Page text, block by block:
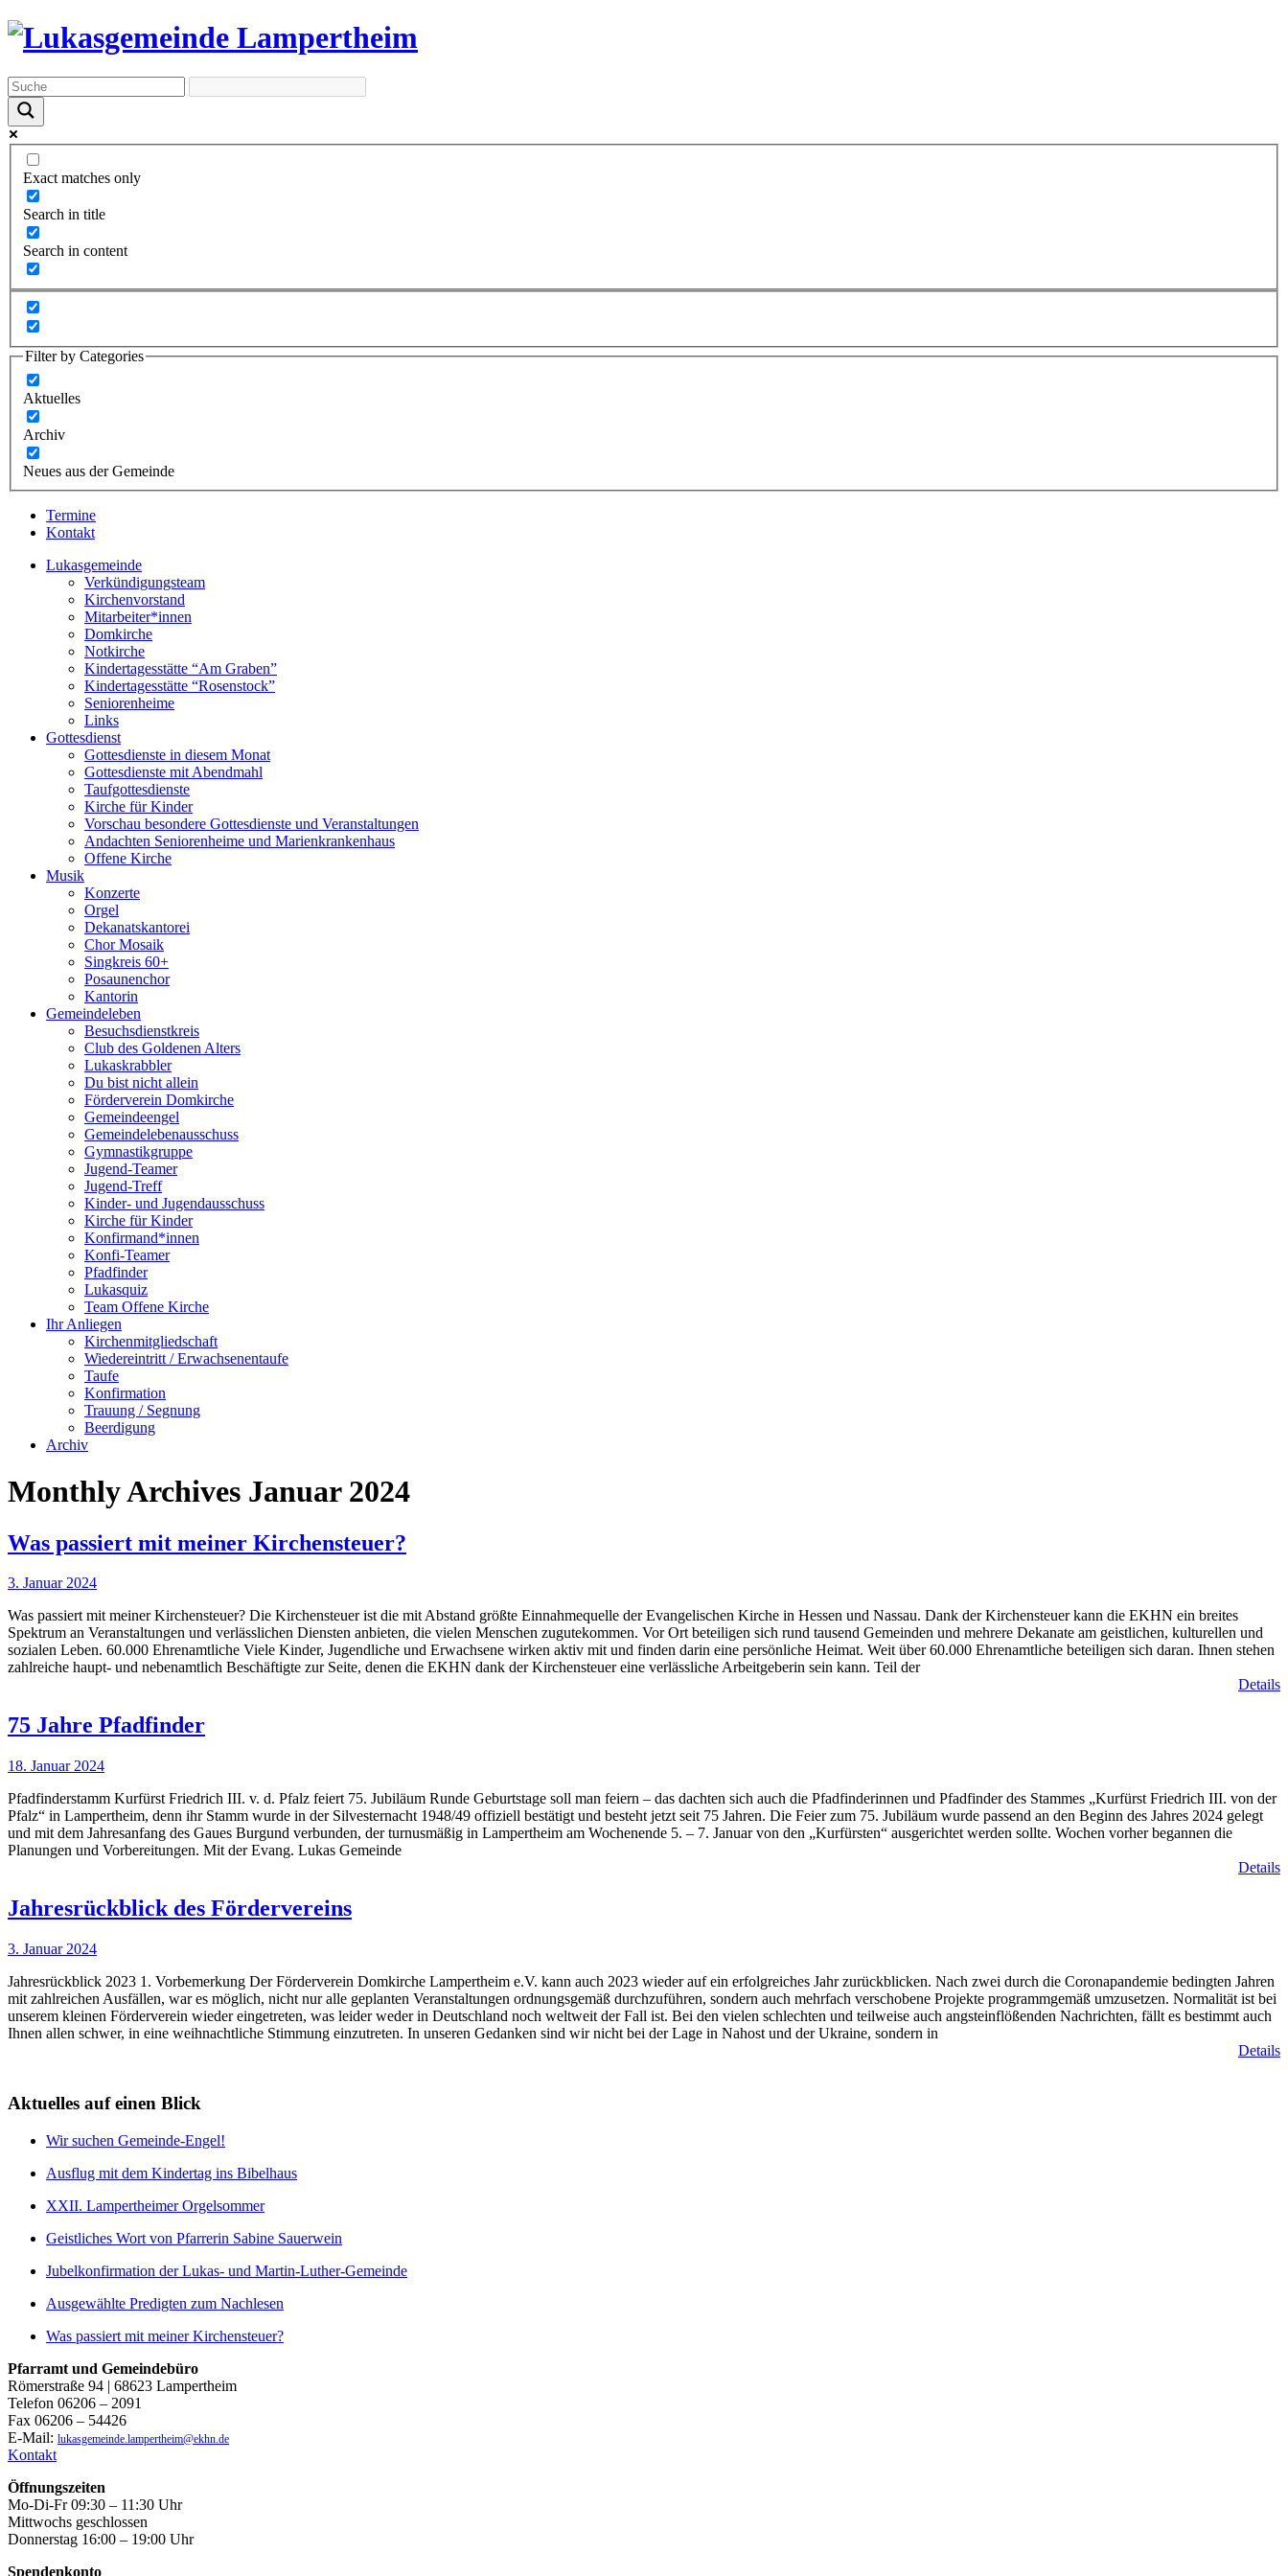
Exact matches only
Search in title
Search in content
Filter by Categories
Aktuelles
Archiv
Neues aus der Gemeinde
Termine
Kontakt
Lukasgemeinde
Verkündigungsteam
Kirchenvorstand
Mitarbeiter*innen
Domkirche
Notkirche
Kindertagesstätte “Am Graben”
Kindertagesstätte “Rosenstock”
Seniorenheime
Links
Gottesdienst
Gottesdienste in diesem Monat
Gottesdienste mit Abendmahl
Taufgottesdienste
Kirche für Kinder
Vorschau besondere Gottesdienste und Veranstaltungen
Andachten Seniorenheime und Marienkrankenhaus
Offene Kirche
Musik
Konzerte
Orgel
Dekanatskantorei
Chor Mosaik
Singkreis 60+
Posaunenchor
Kantorin
Gemeindeleben
Besuchsdienstkreis
Club des Goldenen Alters
Lukaskrabbler
Du bist nicht allein
Förderverein Domkirche
Gemeindeengel
Gemeindelebenausschuss
Gymnastikgruppe
Jugend-Teamer
Jugend-Treff
Kinder- und Jugendausschuss
Kirche für Kinder
Konfirmand*innen
Konfi-Teamer
Pfadfinder
Lukasquiz
Team Offene Kirche
Ihr Anliegen
Kirchenmitgliedschaft
Wiedereintritt / Erwachsenentaufe
Taufe
Konfirmation
Trauung / Segnung
Beerdigung
Archiv
Monthly Archives Januar 2024
Was passiert mit meiner Kirchensteuer?
3. Januar 2024
Was passiert mit meiner Kirchensteuer? Die Kirchensteuer ist die mit Abstand größte Einnahmequelle der Evangelischen Kirche in Hessen und Nassau. Dank der Kirchensteuer kann die EKHN ein breites
Spektrum an Veranstaltungen und verlässlichen Diensten anbieten, die vielen Menschen zugutekommen. Vor Ort beteiligen sich rund tausend Gemeinden und mehrere Dekanate am geistlichen, kulturellen und
sozialen Leben. 60.000 Ehrenamtliche Viele Kinder, Jugendliche und Erwachsene wirken aktiv mit und finden darin eine persönliche Heimat. Weit über 60.000 Ehrenamtliche beteiligen sich daran. Ihnen stehen
zahlreiche haupt- und nebenamtlich Beschäftigte zur Seite, denen die EKHN dank der Kirchensteuer eine verlässliche Arbeitgeberin sein kann. Teil der
Details
75 Jahre Pfadfinder
18. Januar 2024
Pfadfinderstamm Kurfürst Friedrich III. v. d. Pfalz feiert 75. Jubiläum Runde Geburtstage soll man feiern – das dachten sich auch die Pfadfinderinnen und Pfadfinder des Stammes „Kurfürst Friedrich III. von der
Pfalz“ in Lampertheim, denn ihr Stamm wurde in der Silvesternacht 1948/49 offiziell bestätigt und besteht jetzt seit 75 Jahren. Die Feier zum 75. Jubiläum wurde passend an den Beginn des Jahres 2024 gelegt
und mit dem Jahresanfang des Gaues Burgund verbunden, der turnusmäßig in Lampertheim am Wochenende 5. – 7. Januar von den „Kurfürsten“ ausgerichtet werden sollte. Wochen vorher begannen die
Planungen und Vorbereitungen. Mit der Evang. Lukas Gemeinde
Details
Jahresrückblick des Fördervereins
3. Januar 2024
Jahresrückblick 2023 1. Vorbemerkung Der Förderverein Domkirche Lampertheim e.V. kann auch 2023 wieder auf ein erfolgreiches Jahr zurückblicken. Nach zwei durch die Coronapandemie bedingten Jahren
mit zahlreichen Ausfällen, war es möglich, nicht nur alle geplanten Veranstaltungen ordnungsgemäß durchzuführen, sondern auch mehrfach verschobene Projekte programmgemäß umzusetzen. Normalität ist bei
unserem kleinen Förderverein wieder eingetreten, was leider weder in Deutschland noch weltweit der Fall ist. Bei den vielen schlechten und teilweise auch angsteinflößenden Nachrichten, fällt es bestimmt auch
Ihnen allen schwer, in eine weihnachtliche Stimmung einzutreten. In unseren Gedanken sind wir nicht bei der Lage in Nahost und der Ukraine, sondern in
Details
Aktuelles auf einen Blick
Wir suchen Gemeinde-Engel!
Ausflug mit dem Kindertag ins Bibelhaus
XXII. Lampertheimer Orgelsommer
Geistliches Wort von Pfarrerin Sabine Sauerwein
Jubelkonfirmation der Lukas- und Martin-Luther-Gemeinde
Ausgewählte Predigten zum Nachlesen
Was passiert mit meiner Kirchensteuer?
Pfarramt und Gemeindebüro
Römerstraße 94 | 68623 Lampertheim
Telefon 06206 – 2091
Fax 06206 – 54426
E-Mail: lukasgemeinde.lampertheim@ekhn.de
Kontakt
Öffnungszeiten
Mo-Di-Fr 09:30 – 11:30 Uhr
Mittwochs geschlossen
Donnerstag 16:00 – 19:00 Uhr
Spendenkonto